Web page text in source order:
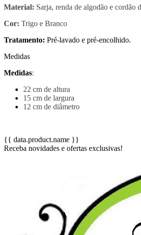
Material: Sarja, renda de algodão e cordão
Cor: Trigo e Branco
Tratamento: Pré-lavado e pré-encolhido.
Medidas
Medidas:
22 cm de altura
15 cm de largura
12 cm de diâmetro
{{ data.product.name }}
Receba novidades e ofertas exclusivas!